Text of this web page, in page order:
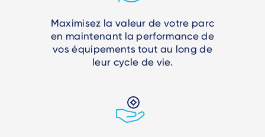
Maximisez la valeur de votre parc
en maintenant la performance de
vos équipements tout au long de
leur cycle de vie.